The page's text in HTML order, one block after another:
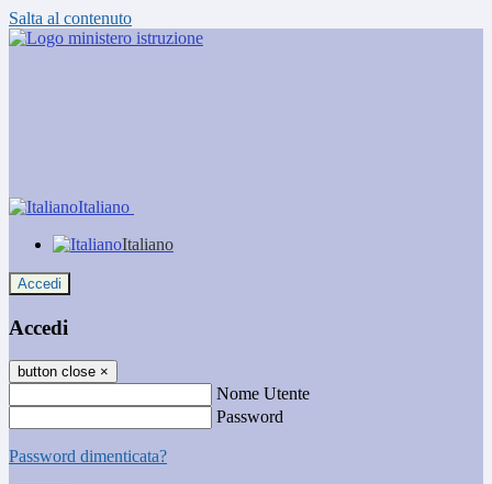
Salta al contenuto
Italiano
Italiano
Accedi
Accedi
button close ×
Nome Utente
Password
Password dimenticata?